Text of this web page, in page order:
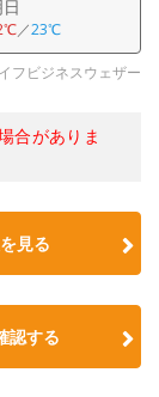
／23℃
フビジネスウェザー
合がありま
見る
認する